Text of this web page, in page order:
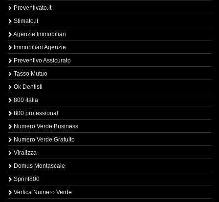
Preventivato.it
Stimato.it
Agenzie Immobiliari
Immobiliari Agenzie
Preventivo Assicurato
Tasso Mutuo
Ok Dentisti
800 italia
800 professional
Numero Verde Business
Numero Verde Gratuito
Viralizza
Domus Montascale
Sprint800
Verfica Numero Verde